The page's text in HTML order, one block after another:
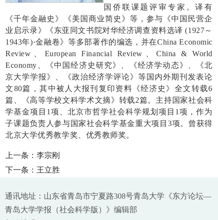
国侨联课题评审专家。译有
《千年金融史》《美国商业简史》等，参与《中国民营企
业启示录》《东亚同文书院对华经济调查资料选译 (1927～
1943年)·金融卷》等多部著作的编选，并在China Economic
Review、European Financial Review、China & World
Economy 、《中国经济史研究》、《经济学动态》、《北
京大学学报》、《政治经济学评论》等国内外期刊发表论
文80篇，其中被人大报刊复印资料《经济史》全文转载6
篇、《高等学校文科学术文摘》转载2篇。主持国家社会科
学基金项目1项、北京市哲学社会科学规划项目1项，作为
子课题负责人参与国家社会科学基金重大项目3项。曾获得
北京大学优秀教学奖、优秀教师奖。
上一条：李宗刚
下一条： 王立胜
通讯地址：山东省青岛市宁夏路308号青岛大学《东方论坛—
青岛大学学报（社会科学版）》编辑部